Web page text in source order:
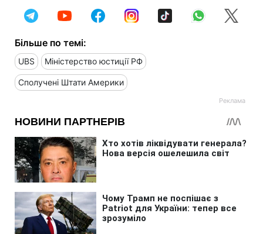
Більше по темі:
UBS Міністерство юстиції РФ
Сполучені Штати Америки